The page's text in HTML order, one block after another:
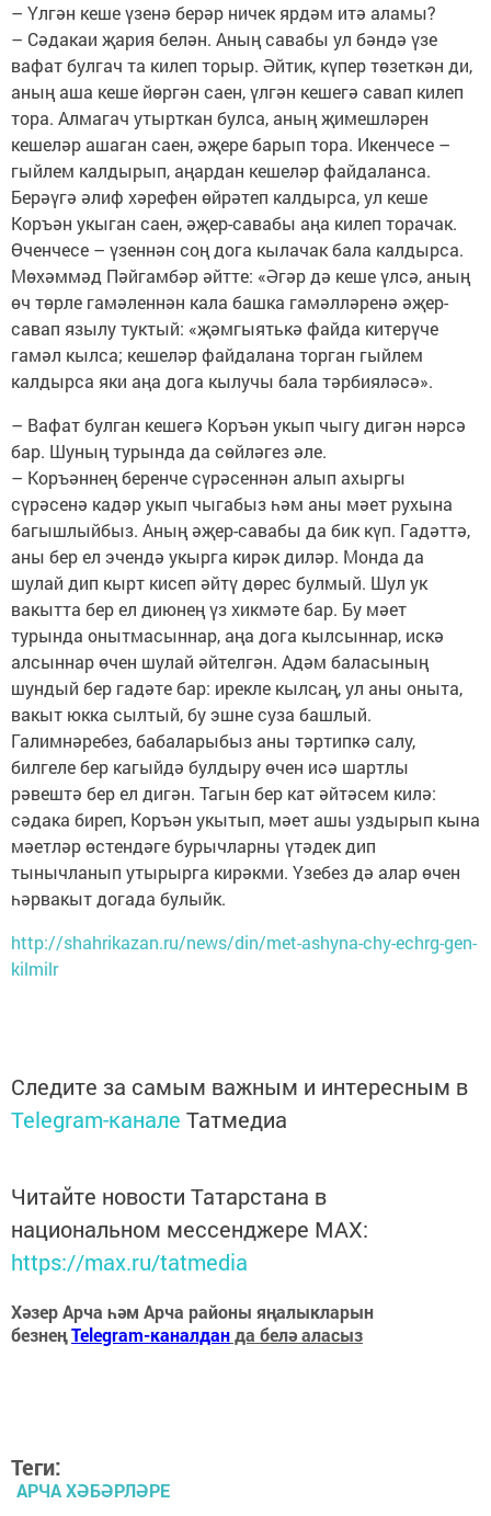
– Үлгән кеше үзенә берәр ничек ярдәм итә аламы?
– Сәдакаи җария белән. Аның савабы ул бәндә үзе
вафат булгач та килеп торыр. Әйтик, күпер төзеткән ди,
аның аша кеше йөргән саен, үлгән кешегә савап килеп
тора. Алмагач утырткан булса, аның җимешләрен
кешеләр ашаган саен, әҗере барып тора. Икенчесе –
гыйлем калдырып, аңардан кешеләр файдаланса.
Берәүгә әлиф хәрефен өйрәтеп калдырса, ул кеше
Коръән укыган саен, әҗер-савабы аңа килеп торачак.
Өченчесе – үзеннән соң дога кылачак бала калдырса.
Мөхәммәд Пәйгамбәр әйтте: «Әгәр дә кеше үлсә, аның
өч төрле гамәленнән кала башка гамәлләренә әҗер-
савап язылу туктый: «җәмгыятькә файда китерүче
гамәл кылса; кешеләр файдалана торган гыйлем
калдырса яки аңа дога кылучы бала тәрбияләсә».
– Вафат булган кешегә Коръән укып чыгу дигән нәрсә
бар. Шуның турында да сөйләгез әле.
– Коръәннең беренче сүрәсеннән алып ахыргы
сүрәсенә кадәр укып чыгабыз һәм аны мәет рухына
багышлыйбыз. Аның әҗер-савабы да бик күп. Гадәттә,
аны бер ел эчендә укырга кирәк диләр. Монда да
шулай дип кырт кисеп әйтү дөрес булмый. Шул ук
вакытта бер ел диюнең үз хикмәте бар. Бу мәет
турында онытмасыннар, аңа дога кылсыннар, искә
алсыннар өчен шулай әйтелгән. Адәм баласының
шундый бер гадәте бар: ирекле кылсаң, ул аны оныта,
вакыт юкка сылтый, бу эшне суза башлый.
Галимнәребез, бабаларыбыз аны тәртипкә салу,
билгеле бер кагыйдә булдыру өчен исә шартлы
рәвештә бер ел дигән. Тагын бер кат әйтәсем килә:
сәдака биреп, Коръән укытып, мәет ашы уздырып кына
мәетләр өстендәге бурычларны үтәдек дип
тынычланып утырырга кирәкми. Үзебез дә алар өчен
һәрвакыт догада булыйк.
http://shahrikazan.ru/news/din/met-ashyna-chy-echrg-gen-
kilmilr
Следите за самым важным и интересным в
Telegram-канале Татмедиа
Читайте новости Татарстана в
национальном мессенджере MАХ:
https://max.ru/tatmedia
Хәзер Арча һәм Арча районы яңалыкларын
безнеңTelegram-каналданда белә аласыз
Теги:
АРЧА ХӘБӘРЛӘРЕ